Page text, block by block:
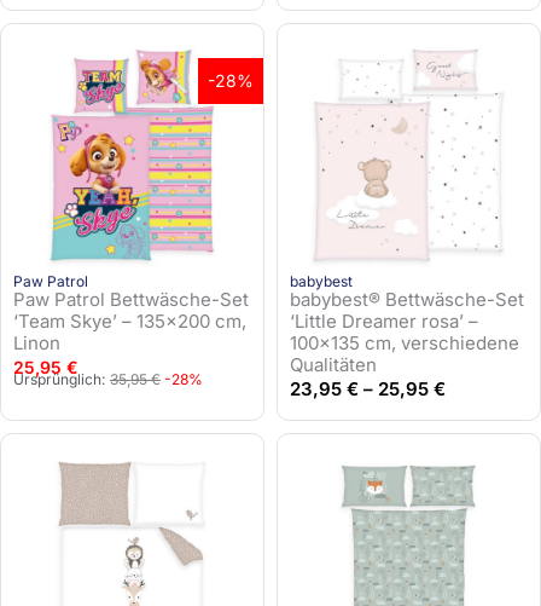
w
5
€
5
9
€
Paw Patrol
Paw Patrol Bettwäsche-Set
‘Team Skye’ – 135×200 cm,
Linon
25,95 €
Ursprünglich: 35,95€ U
s
n
A
t
l
-28%
-28%
babybest
babybest® Bettwäsche-Set
‘Little Dreamer rosa’ –
100×135 cm, verschiedene
Qualitäten
23,95 € – 25,95 €